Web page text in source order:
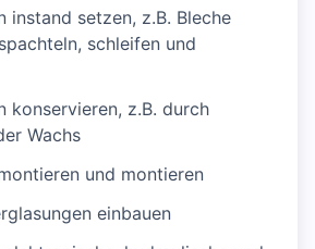
instand setzen, z.B. Bleche
schleifen und
konservieren, z.B. durch
Wachs
und montieren
einbauen